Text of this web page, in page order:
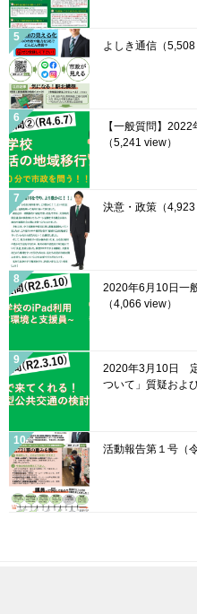
よしき通信 （
【一般質問】
（5,241 view）
決意・政策 （
2020年6月10日一
（4,066 view）
2020年3月10日
ついて」質疑およ
活動報告第１号（